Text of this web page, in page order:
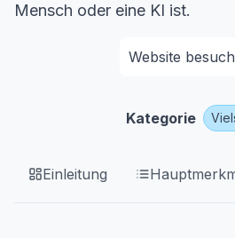
Mensch oder eine KI ist.
Website
Kategorie
Einleitung